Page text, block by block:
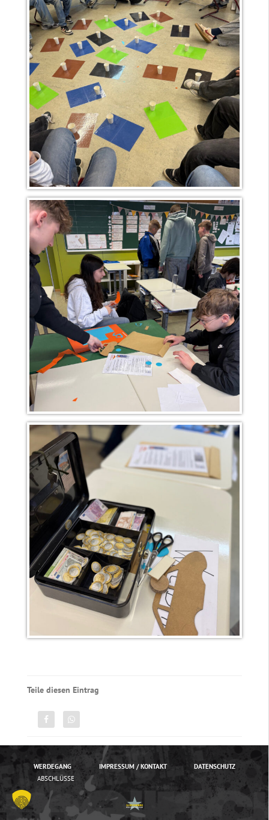
Teile diesen Eintrag
WERDEGANG
ABSCHLÜSSE
IMPRESSUM / KONTAKT DATENSCHUTZ